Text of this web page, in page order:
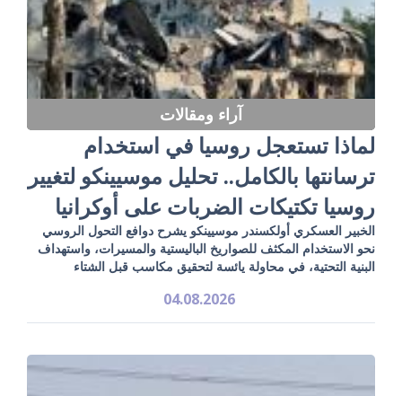
آراء ومقالات
لماذا تستعجل روسيا في استخدام
ترسانتها بالكامل.. تحليل موسيينكو لتغيير
روسيا تكتيكات الضربات على أوكرانيا
الخبير العسكري أولكسندر موسيينكو يشرح دوافع التحول الروسي
نحو الاستخدام المكثف للصواريخ الباليستية والمسيرات، واستهداف
البنية التحتية، في محاولة يائسة لتحقيق مكاسب قبل الشتاء
04.08.2026